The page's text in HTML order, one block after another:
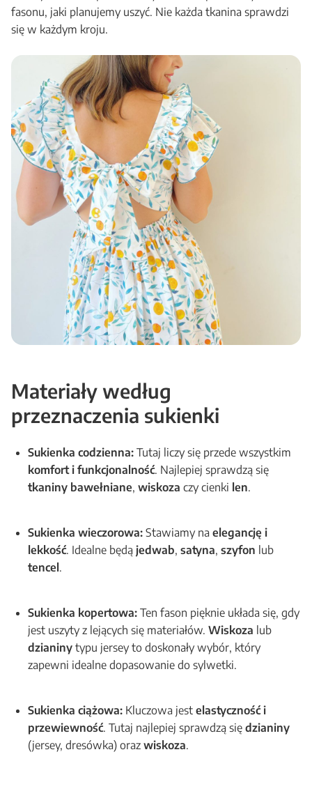
fasonu, jaki planujemy uszyć. Nie każda tkanina sprawdzi
się w każdym kroju.
Materiały według
przeznaczenia sukienki
Sukienka codzienna: Tutaj liczy się przede wszystkim
komfort i funkcjonalność. Najlepiej sprawdzą się
tkaniny bawełniane, wiskoza czy cienki len.
Sukienka wieczorowa: Stawiamy na elegancję i
lekkość. Idealne będą jedwab, satyna, szyfon lub
tencel .
Sukienka kopertowa: Ten fason pięknie układa się, gdy
jest uszyty z lejących się materiałów. Wiskoza lub
dzianiny typu jersey to doskonały wybór, który
zapewni idealne dopasowanie do sylwetki.
Sukienka ciążowa: Kluczowa jest elastyczność i
przewiewność. Tutaj najlepiej sprawdzą się dzianiny
(jersey, dresówka) oraz wiskoza.